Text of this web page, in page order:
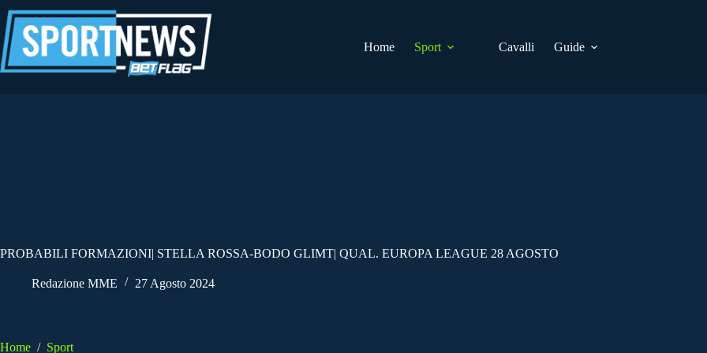
al
contenuto
Home
Sport Cavalli Guide
PROBABILI FORMAZIONI| STELLA ROSSA-BODO GLIMT| QUAL. EUROPA LEAGUE 28 AGOSTO
Redazione MME 27 Agosto 2024
Home / Sport